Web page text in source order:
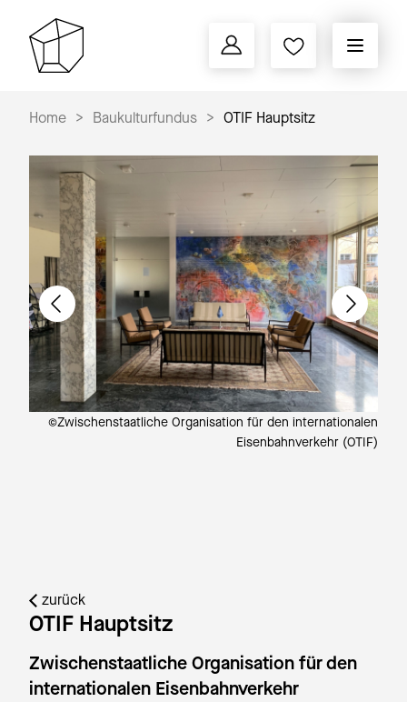
Home Baukulturfundus OTIF Hauptsitz
©Zwischenstaatliche Organisation für den internationalen
Eisenbahnverkehr (OTIF)
zurück
OTIF Hauptsitz
Zwischenstaatliche Organisation für den
internationalen Eisenbahnverkehr